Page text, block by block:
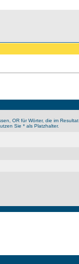
OR für Wörter, die im Resultat
Sie * als Platzhalter.